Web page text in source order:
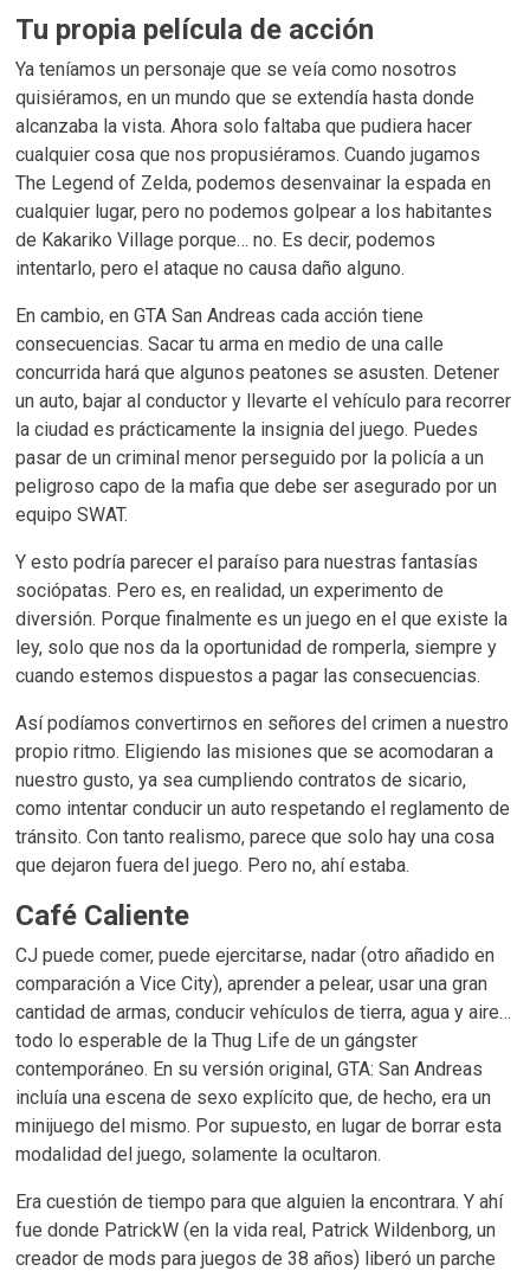
Tu propia película de acción
Ya teníamos un personaje que se veía como nosotros
quisiéramos, en un mundo que se extendía hasta donde
alcanzaba la vista. Ahora solo faltaba que pudiera hacer
cualquier cosa que nos propusiéramos. Cuando jugamos
The Legend of Zelda, podemos desenvainar la espada en
cualquier lugar, pero no podemos golpear a los habitantes
de Kakariko Village porque… no. Es decir, podemos
intentarlo, pero el ataque no causa daño alguno.
En cambio, en GTA San Andreas cada acción tiene
consecuencias. Sacar tu arma en medio de una calle
concurrida hará que algunos peatones se asusten. Detener
un auto, bajar al conductor y llevarte el vehículo para recorrer
la ciudad es prácticamente la insignia del juego. Puedes
pasar de un criminal menor perseguido por la policía a un
peligroso capo de la mafia que debe ser asegurado por un
equipo SWAT.
Y esto podría parecer el paraíso para nuestras fantasías
sociópatas. Pero es, en realidad, un experimento de
diversión. Porque finalmente es un juego en el que existe la
ley, solo que nos da la oportunidad de romperla, siempre y
cuando estemos dispuestos a pagar las consecuencias.
Así podíamos convertirnos en señores del crimen a nuestro
propio ritmo. Eligiendo las misiones que se acomodaran a
nuestro gusto, ya sea cumpliendo contratos de sicario,
como intentar conducir un auto respetando el reglamento de
tránsito. Con tanto realismo, parece que solo hay una cosa
que dejaron fuera del juego. Pero no, ahí estaba.
Café Caliente
CJ puede comer, puede ejercitarse, nadar (otro añadido en
comparación a Vice City), aprender a pelear, usar una gran
cantidad de armas, conducir vehículos de tierra, agua y aire…
todo lo esperable de la Thug Life de un gángster
contemporáneo. En su versión original, GTA: San Andreas
incluía una escena de sexo explícito que, de hecho, era un
minijuego del mismo. Por supuesto, en lugar de borrar esta
modalidad del juego, solamente la ocultaron.
Era cuestión de tiempo para que alguien la encontrara. Y ahí
fue donde PatrickW (en la vida real, Patrick Wildenborg, un
creador de mods para juegos de 38 años) liberó un parche